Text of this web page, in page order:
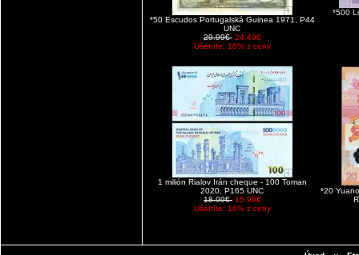
*50 Escudos Portugalská Guinea 1971, P44
UNC
29.99€ 24.49€
Ušetríte: 18% z ceny
*500
1 milión Rialov Irán cheque - 100 Toman
2020, P165 UNC
18.99€ 15.99€
Ušetríte: 16% z ceny
*20